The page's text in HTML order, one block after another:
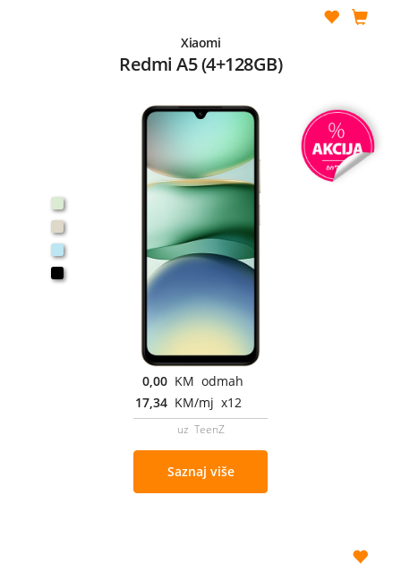
Xiaomi
Redmi A5 (4+128GB)
0,00 KM odmah
17,34 KM/mj x12
uz TeenZ
Saznaj više